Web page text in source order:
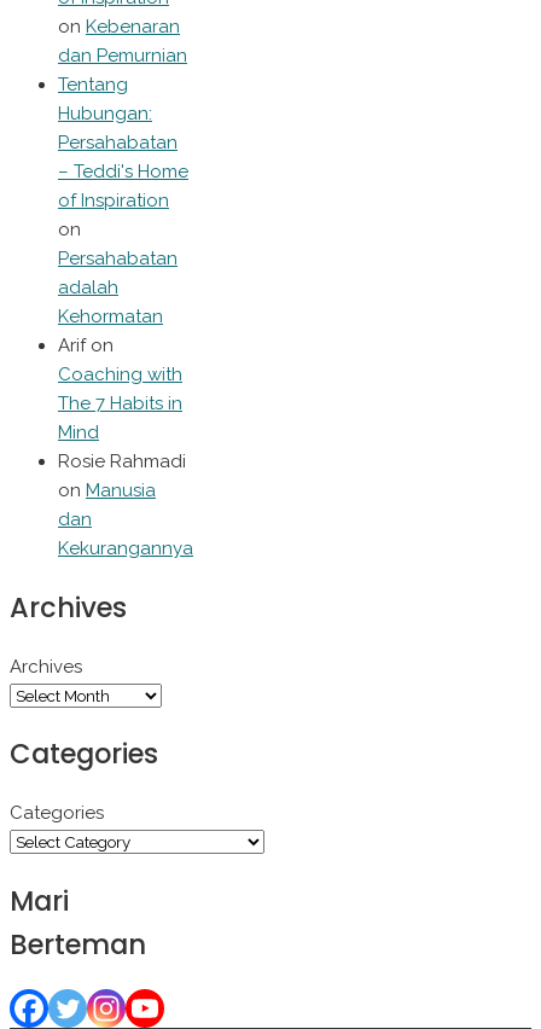
on Kebenaran
dan Pemurnian
Tentang
Hubungan:
Persahabatan
– Teddi's Home
of Inspiration
on
Persahabatan
adalah
Kehormatan
Arifon
Coaching with
The 7 Habits in
Mind
Rosie Rahmadi
on Manusia
dan
Kekurangannya
Archives
Archives
Categories
Categories
Mari
Berteman